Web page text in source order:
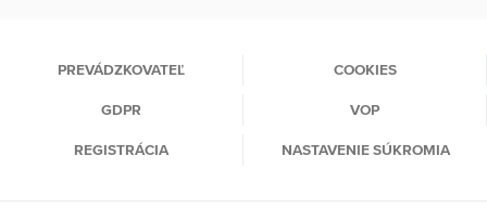
PREVÁDZKOVATEĽ COOKIES
GDPR VOP
REGISTRÁCIA NASTAVENIE SÚKROMIA